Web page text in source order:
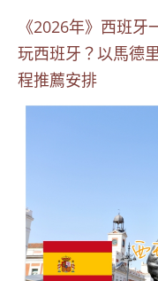
《2026年》西班
玩西班牙？以馬德
程推薦安排